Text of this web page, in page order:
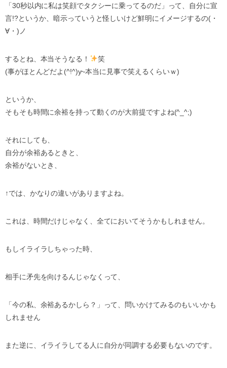
「30秒以内に私は笑顔でタクシーに乗ってるのだ」って、自分に宣
言!?というか、暗示っていうと怪しいけど鮮明にイメージするの(・
∀・)ノ
するとね、本当そうなる！
笑
(事がほとんどだよ(^!^)y~本当に見事で笑えるくらいｗ)
というか、
そもそも時間に余裕を持って動くのが大前提ですよね(^_^;)
それにしても、
自分が余裕あるときと、
余裕がないとき、
↑では、かなりの違いがありますよね。
これは、時間だけじゃなく、全てにおいてそうかもしれません。
もしイライラしちゃった時、
相手に矛先を向けるんじゃなくって、
「今の私、余裕あるかしら？」って、問いかけてみるのもいいかも
しれません
また逆に、イライラしてる人に自分が同調する必要もないのです。